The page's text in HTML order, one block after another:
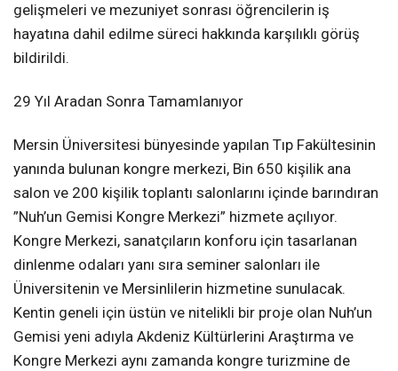
gelişmeleri ve mezuniyet sonrası öğrencilerin iş
hayatına dahil edilme süreci hakkında karşılıklı görüş
bildirildi.
29 Yıl Aradan Sonra Tamamlanıyor
Mersin Üniversitesi bünyesinde yapılan Tıp Fakültesinin
yanında bulunan kongre merkezi, Bin 650 kişilik ana
salon ve 200 kişilik toplantı salonlarını içinde barındıran
”Nuh’un Gemisi Kongre Merkezi” hizmete açılıyor.
Kongre Merkezi, sanatçıların konforu için tasarlanan
dinlenme odaları yanı sıra seminer salonları ile
Üniversitenin ve Mersinlilerin hizmetine sunulacak.
Kentin geneli için üstün ve nitelikli bir proje olan Nuh’un
Gemisi yeni adıyla Akdeniz Kültürlerini Araştırma ve
Kongre Merkezi aynı zamanda kongre turizmine de